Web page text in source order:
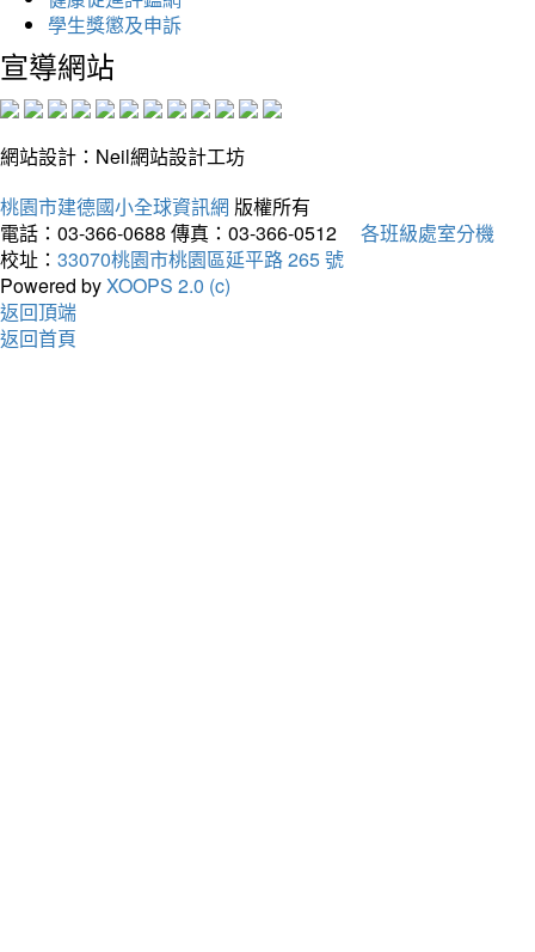
學生獎懲及申訴
宣導網站
網站設計：Neil網站設計工坊
桃園市建德國小全球資訊網 版權所有
電話：03-366-0688 傳真：03-366-0512
各班級處室分機
校址： 33070桃園市桃園區延平路 265 號
Powered byXOOPS 2.0 (c)
返回頂端
返回首頁